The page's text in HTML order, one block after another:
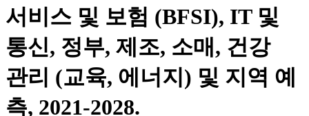
서비스 및 보험 (BFSI), IT 및
통신, 정부, 제조, 소매, 건강
관리 (교육, 에너지) 및 지역 예
측, 2021-2028.